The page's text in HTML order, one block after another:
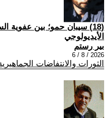
(18) سيبان حمو؛ بين عفوية
الأيديولوجي
بير رستم
2026 / 8 / 6
الثورات والانتفاضات